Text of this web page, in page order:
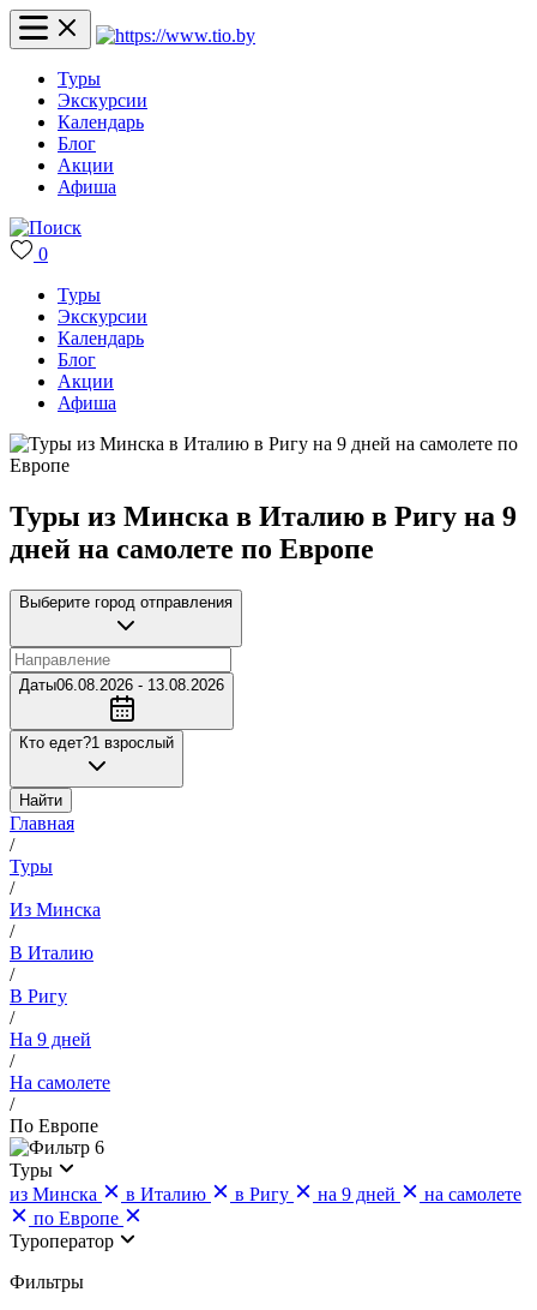
Туры
Экскурсии
Календарь
Блог
Акции
Афиша
0
Туры
Экскурсии
Календарь
Блог
Акции
Афиша
Туры из Минска в Италию в Ригу на 9
дней на самолете по Европе
Выберите город отправления
Даты06.08.2026 - 13.08.2026
Кто едет?1 взрослый
Найти
Главная
/
Туры
/
Из Минска
/
В Италию
/
В Ригу
/
На 9 дней
/
На самолете
/
По Европе
6
Туры
из Минска
в Италию в Ригу на 9 дней
на самолете
по Европе
Туроператор
Фильтры